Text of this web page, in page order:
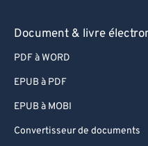
Document & livre
PDF à WORD
EPUB à PDF
EPUB à MOBI
Convertisseur de documents